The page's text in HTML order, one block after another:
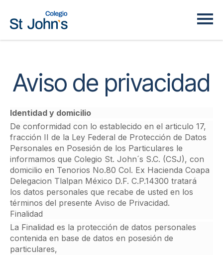
Aviso de privacidad
Identidad y domicilio
De conformidad con lo establecido en el articulo 17,
fracción II de la Ley Federal de Protección de Datos
Personales en Posesión de los Particulares le
informamos que Colegio St. John´s S.C. (CSJ), con
domicilio en Tenorios No.80 Col. Ex Hacienda Coapa
Delegacion Tlalpan México D.F. C.P.14300 tratará
los datos personales que recabe de usted en los
términos del presente Aviso de Privacidad.
Finalidad
La Finalidad es la protección de datos personales
contenida en base de datos en posesión de
particulares,